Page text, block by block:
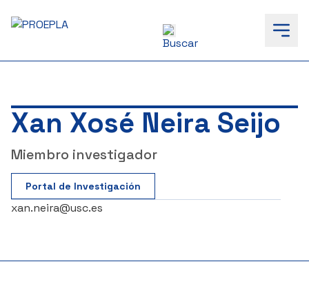
to
content
Xan Xosé Neira Seijo
Miembro investigador
Portal de Investigación
xan.neira@usc.es